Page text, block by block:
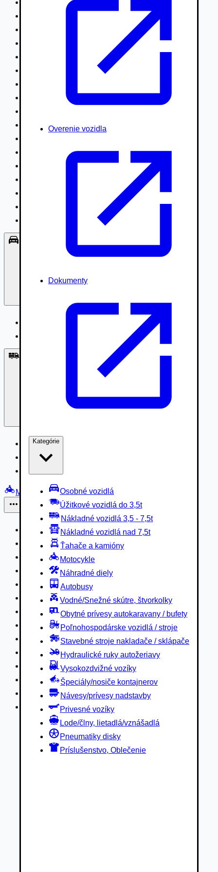
Overenie vozidla
Dokumenty
Kategórie
Osobné vozidlá
Úžitkové vozidlá do 3,5t
Nákladné vozidlá 3,5 - 7,5t
Nákladné vozidlá nad 7,5t
Ťahače a kamióny
Motocykle
Náhradné diely
Autobusy
Vodné/Snežné skútre, štvorkolky
Obytné prívesy autokaravany / bufety
Poľnohospodárske vozidlá / stroje
Stavebné stroje nakladače / sklápače
Hydraulické ruky autožeriavy
Vysokozdvižné vozíky
Špeciály/nosiče kontajnerov
Návesy/prívesy nadstavby
Privesné vozíky
Lode/člny, lietadlá/vznášadlá
Pneumatiky disky
Príslušenstvo, Oblečenie
Nákladné vozidlá nad 7,5t
Vodné/Snežné skútre, štvorkolky
Poľnohospodárske vozidlá / stroje
Hydraulické ruky autožeriavy
Špeciály/nosiče kontajnerov
Návesy/prívesy nadstavby
Lode/člny, lietadlá/vznášadlá
Príslušenstvo, Oblečenie
Nákladné vozidlá 3,5 - 7,5t
Nákladné vozidlá nad 7,5t
Motocykle
Náhradné diely
Autobusy
Vodné/Snežné skútre, štvorkolky
Obytné prívesy autokaravany / bufety
Poľnohospodárske vozidlá / stroje
Stavebné stroje nakladače / sklápače
Hydraulické ruky autožeriavy
Vysokozdvižné vozíky
Špeciály/nosiče kontajnerov
Návesy/prívesy nadstavby
Privesné vozíky
Lode/člny, lietadlá/vznášadlá
Pneumatiky disky
Príslušenstvo, Oblečenie